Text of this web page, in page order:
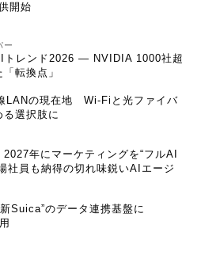
開始
ー
トレンド2026 ― NVIDIA 1000社超
転換点」
LANの現在地 Wi-Fiと光ファイバ
る選択肢に
2027年にマーケティングを“フルAI
社員も納得の切れ味鋭いAIエージ
Suica”のデータ連携基盤に